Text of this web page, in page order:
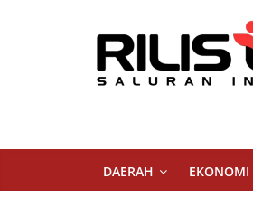
Rilis
Info
Saluran
Informasi
DAERAH EKONOMI